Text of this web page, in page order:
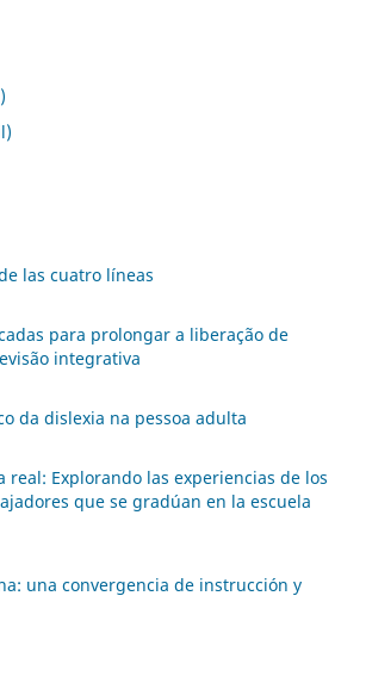
las cuatro líneas
para prolongar a liberação de
integrativa
da dislexia na pessoa adulta
real: Explorando las experiencias de los
que se gradúan en la escuela
una convergencia de instrucción y